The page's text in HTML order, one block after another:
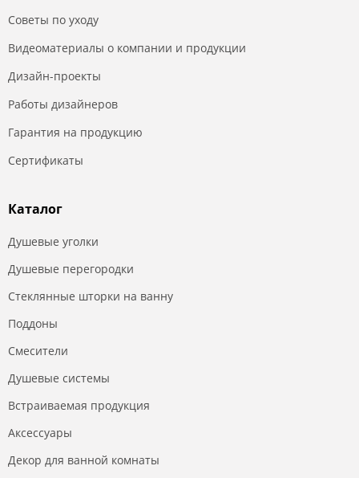
Советы по уходу
Видеоматериалы о компании и продукции
Дизайн-проекты
Работы дизайнеров
Гарантия на продукцию
Сертификаты
Каталог
Душевые уголки
Душевые перегородки
Стеклянные шторки на ванну
Поддоны
Смесители
Душевые системы
Встраиваемая продукция
Аксессуары
Декор для ванной комнаты